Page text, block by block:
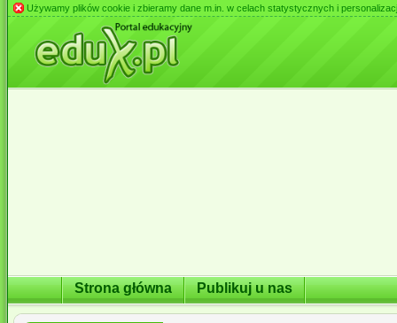
Używamy plików cookie i zbieramy dane m.in. w celach statystycznych i
Strona główna Publikuj u nas